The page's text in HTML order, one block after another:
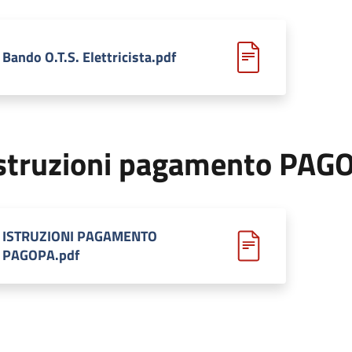
Bando O.T.S. Elettricista.pdf
pagamento
ISTRUZIONI PAGAMENTO
PAGOPA.pdf